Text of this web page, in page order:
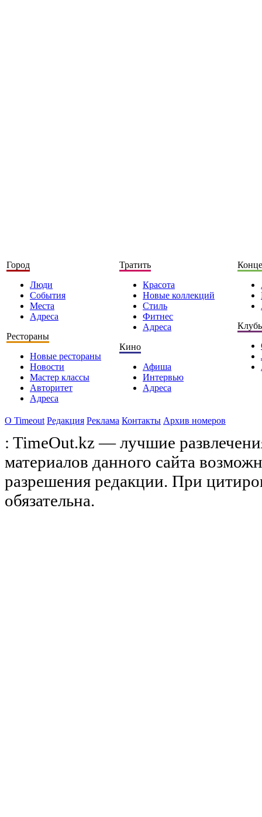
Город
Люди
События
Места
Адреса
Рестораны
Новые рестораны
Новости
Мастер классы
Авторитет
Адреса
Тратить
Красота
Новые коллекций
Стиль
Фитнес
Адреса
Кино
Афиша
Интервью
Адреса
О Timeоut Редакция Реклама Контакты Архив номеров
: TimeOut.kz — лучшие
материалов данного сайта
разрешения редакции. При
обязательна.